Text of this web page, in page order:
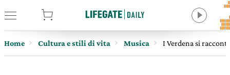
Home Cultura e stili di vita Musica I Verdena si